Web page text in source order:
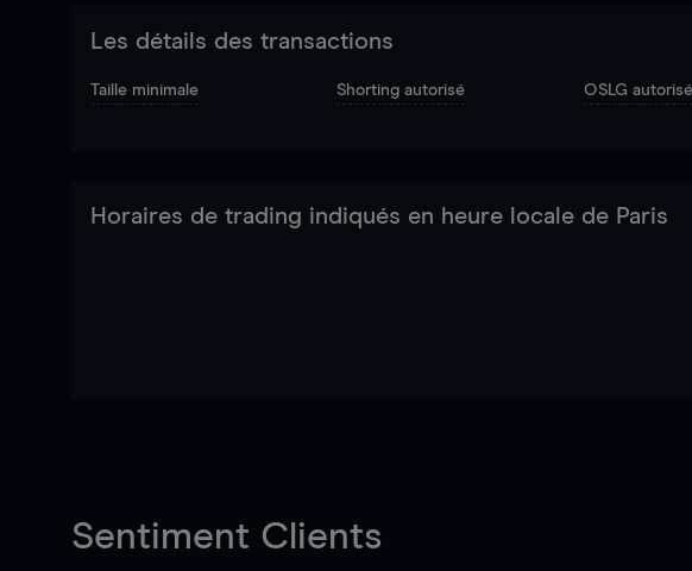
Les détails des transactions
Taille minimale Shorting autorisé OSLG autorisé
Horaires de trading indiqués en heure locale de Paris
Sentiment Clients